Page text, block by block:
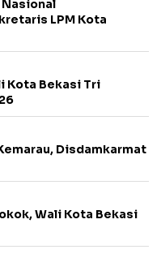
Nasional
LPM Kota
Kota Bekasi Tri
Disdamkarmat
Wali Kota Bekasi